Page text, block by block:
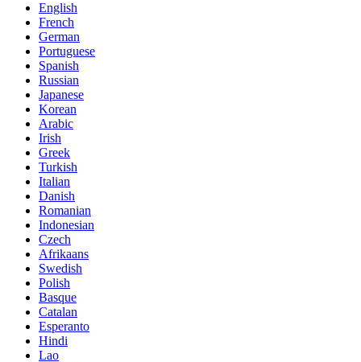
English
French
German
Portuguese
Spanish
Russian
Japanese
Korean
Arabic
Irish
Greek
Turkish
Italian
Danish
Romanian
Indonesian
Czech
Afrikaans
Swedish
Polish
Basque
Catalan
Esperanto
Hindi
Lao